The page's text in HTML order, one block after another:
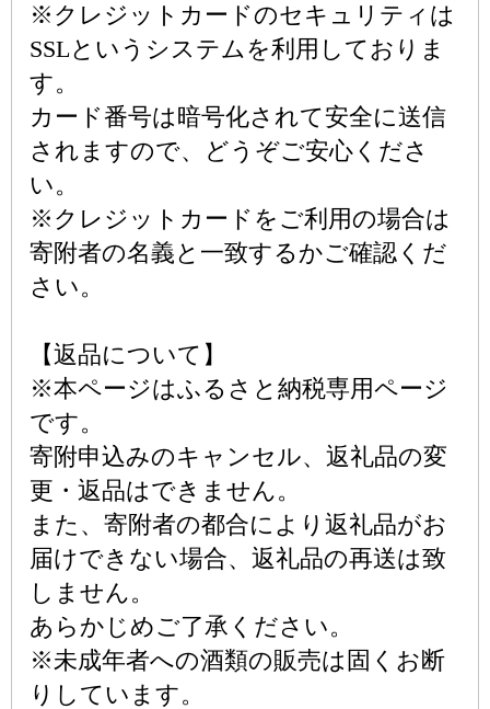
※クレジットカードのセキュリティは
SSLというシステムを利用しておりま
す。
カード番号は暗号化されて安全に送信
されますので、どうぞご安心くださ
い。
※クレジットカードをご利用の場合は
寄附者の名義と一致するかご確認くだ
さい。
【返品について】
※本ページはふるさと納税専用ページ
です。
寄附申込みのキャンセル、返礼品の変
更・返品はできません。
また、寄附者の都合により返礼品がお
届けできない場合、返礼品の再送は致
しません。
あらかじめご了承ください。
※未成年者への酒類の販売は固くお断
りしています。